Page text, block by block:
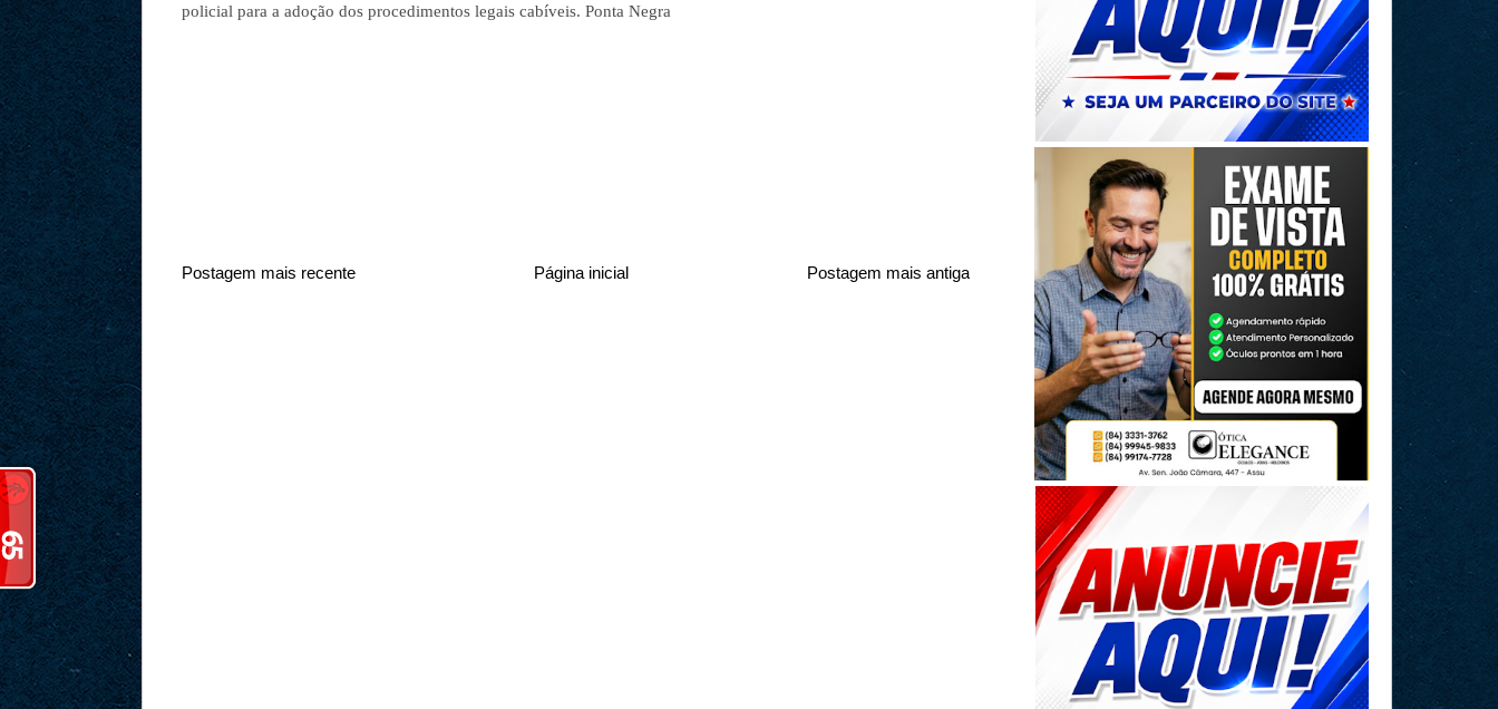
policial para a adoção dos procedimentos legais cabíveis. Ponta Negra
Postagem mais recente Postagem mais antiga
Página inicial